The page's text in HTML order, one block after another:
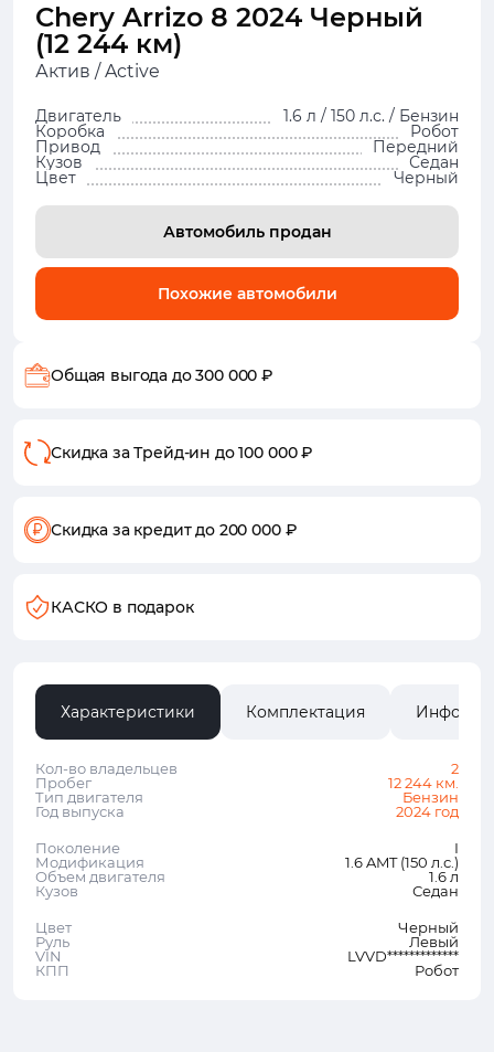
Chery Arrizo 8 2024 Черный
(12 244 км)
Актив / Active
Двигатель 1.6 л / 150 л.с. / Бензин
Коробка Робот
Привод Передний
Кузов Седан
Цвет Черный
Автомобиль продан
Похожие автомобили
Общая выгода до 300 000 ₽
Скидка за Трейд-ин до 100 000 ₽
Скидка за кредитдо 200 000 ₽
КАСКО в подарок
Характеристики Комплектация
Кол-во владельцев
2
Пробег
12 244 км.
Тип двигателя
Бензин
Год выпуска
2024 год
Поколение
I
Модификация
1.6 AMT (150 л.с.)
Объем двигателя
1.6 л
Кузов
Седан
Цвет
Черный
Руль
Левый
VIN
LVVD*************
КПП
Робот